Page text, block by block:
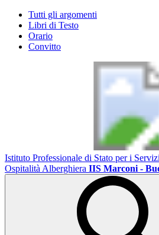
Tutti gli argomenti
Libri di Testo
Orario
Convitto
Istituto Professionale di Stato per i
Ospitalità Alberghiera IIS Marconi -